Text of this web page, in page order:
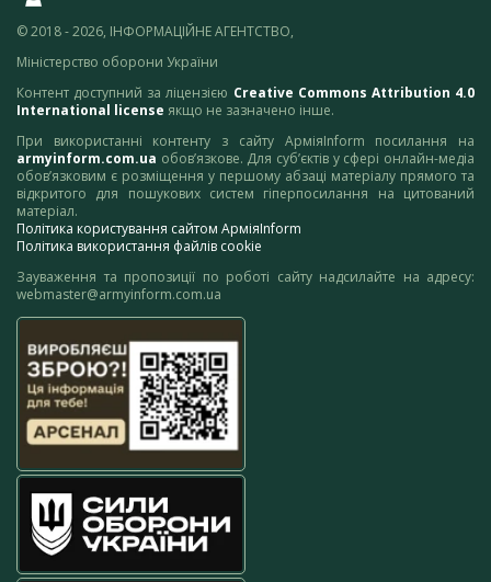
© 2018 - 2026, ІНФОРМАЦІЙНЕ АГЕНТСТВО,
Міністерство оборони України
Контент доступний за ліцензією Creative Commons Attribution 4.0
International license якщо не зазначено інше.
При використанні контенту з сайту АрміяInform посилання на
armyinform.com.ua обов’язкове. Для суб’єктів у сфері онлайн-медіа
обов’язковим є розміщення у першому абзаці матеріалу прямого та
відкритого для пошукових систем гіперпосилання на цитований
матеріал.
Політика користування сайтом АрміяInform
Політика використання файлів cookie
Зауваження та пропозиції по роботі сайту надсилайте на адресу:
webmaster@armyinform.com.ua